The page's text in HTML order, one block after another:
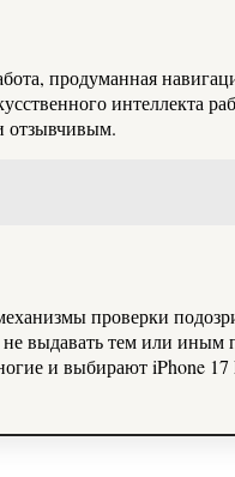
продуманная
интеллекта
отзывчивым.
проверки
выдавать тем или иным
и выбирают iPhone